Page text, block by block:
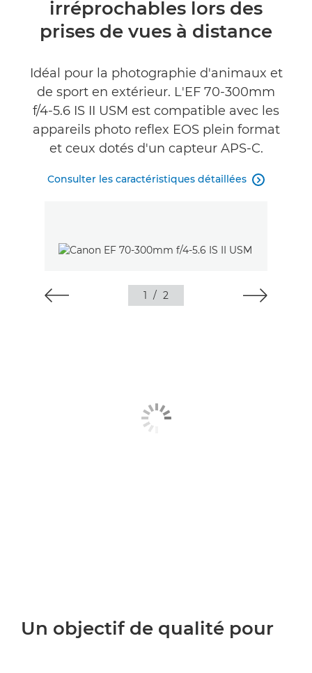
Caractéristiques
TROUVER UN REVENDEUR
irréprochables lors des
prises de vues à distance
Idéal pour la photographie d'animaux et
de sport en extérieur. L'EF 70-300mm
f/4-5.6 IS II USM est compatible avec les
appareils photo reflex EOS plein format
et ceux dotés d'un capteur APS-C.
Consulter les caractéristiques détaillées 
1 / 2
Un objectif de qualité pour